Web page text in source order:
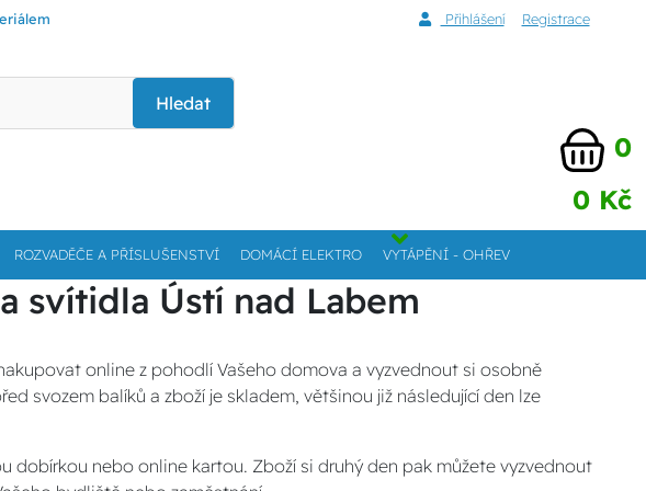
Přihlášení Registrace
Hledat
0
0 Kč
ROZVADĚČE A PŘÍSLUŠENSTVÍ DOMÁCÍ ELEKTRO VYTÁPĚNÍ - OHŘEV
svítidla Ústí nad Labem
online z pohodlí Vašeho domova a vyzvednout si osobně
svozem balíků a zboží je skladem, většinou již následující den lze
dobírkou nebo online kartou. Zboží si druhý den pak můžete vyzvednout